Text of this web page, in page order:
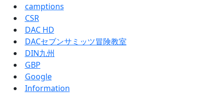
camptions
CSR
DAC HD
DACセブンサミッツ冒険教室
DIN九州
GBP
Google
Information